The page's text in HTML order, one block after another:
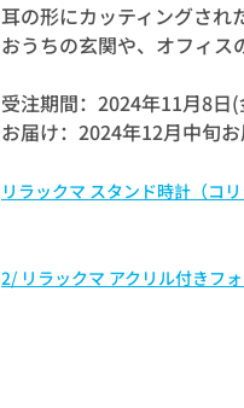
耳の形にカッティングされ
おうちの玄関や、オフィス
受注期間：2024年11月8日
お届け：2024年12月中旬
リラックマ スタンド時計（コ
2/ リラックマ アクリル付きフ